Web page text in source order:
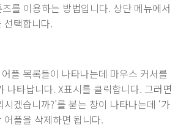
를 이용하는 방법입니다. 상단 메뉴에서
선택합니다.
플 목록들이 나타나는데 마우스 커서를
나타납니다. X표시를 클릭합니다. 그러면
시겠습니까?’를 붇는 창이 나타나는데 ‘가
어플을 삭제하면 됩니다.